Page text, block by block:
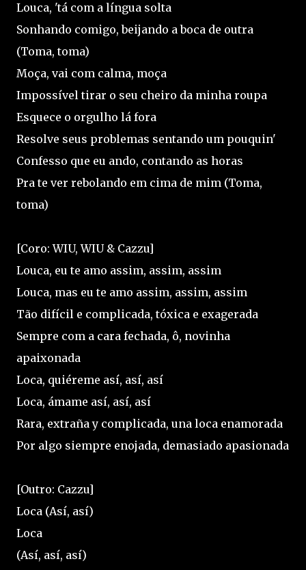
Louca, 'tá com a língua solta
Sonhando comigo, beijando a boca de outra
(Toma, toma)
Moça, vai com calma, moça
Impossível tirar o seu cheiro da minha roupa
Esquece o orgulho lá fora
Resolve seus problemas sentando um pouquin'
Confesso que eu ando, contando as horas
Pra te ver rebolando em cima de mim (Toma,
toma)
[Coro: WIU, WIU & Cazzu]
Louca, eu te amo assim, assim, assim
Louca, mas eu te amo assim, assim, assim
Tão difícil e complicada, tóxica e exagerada
Sempre com a cara fechada, ô, novinha
apaixonada
Loca, quiéreme así, así, así
Loca, ámame así, así, así
Rara, extraña y complicada, una loca enamorada
Por algo siempre enojada, demasiado apasionada
[Outro: Cazzu]
Loca (Así, así)
Loca
(Así, así, así)